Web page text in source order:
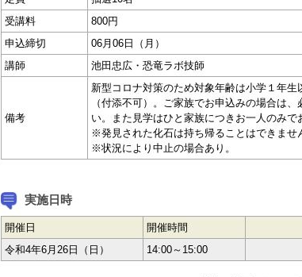
受講料
800円
申込締切
06月06日（月）
講師
池田忠広・恐竜ラボ技師
備考
新型コロナ対策のため対象年齢は小学１年
（付添不可）。ご家族でお申込みの場合は
い。また見学はひと家族につきお一人のみで
※発見された化石は持ち帰ることはできませ
※状況により中止の場合あり。
実施日時
開催日
開催時間
令和4年6月26日（日）
14:00～15:00